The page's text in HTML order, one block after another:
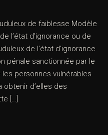
de faiblesse Modèle
l’état d’ignorance ou de
de l’état d’ignorance
pénale sanctionnée par le
personnes vulnérables
obtenir d’elles des
[…]